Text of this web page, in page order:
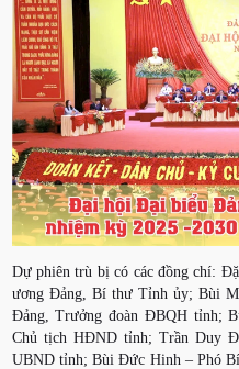
Dự phiên trù bị có các đồng chí:
ương Đảng, Bí thư Tỉnh ủy; Bùi
Đảng, Trưởng đoàn ĐBQH tỉnh;
Chủ tịch HĐND tỉnh; Trần Duy
UBND tỉnh; Bùi Đức Hinh – Phó